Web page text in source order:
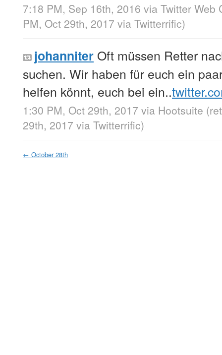
7:18 PM, Sep 16th, 2016 via Twitter Web
PM, Oct 29th, 2017 via Twitterrific)
johanniter Oft müssen Retter
suchen. Wir haben für euch ein
helfen könnt, euch bei ein..
1:30 PM, Oct 29th, 2017 via Hootsuite
29th, 2017 via Twitterrific)
← October 28th